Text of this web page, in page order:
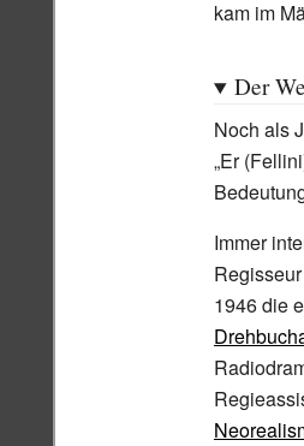
kam im
Der
Noch als
„Er
Immer
Regisseur
1946 die